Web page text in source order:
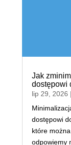
Jak
dostępowi
lip 29, 2026 |
dostępowi
które
odpowiemy